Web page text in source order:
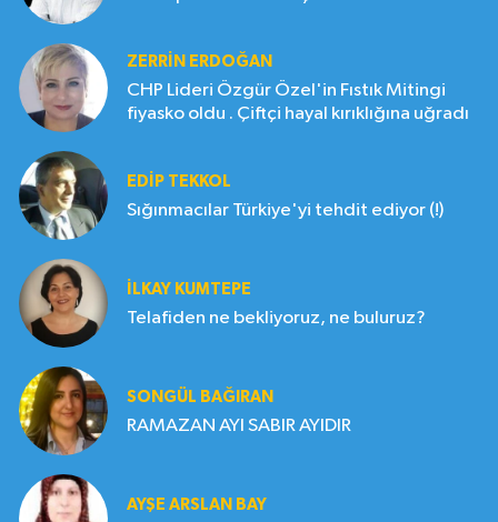
ZERRIN ERDOĞAN
CHP Lideri Özgür Özel'in Fıstık Mitingi
fiyasko oldu . Çiftçi hayal kırıklığına uğradı
EDIP TEKKOL
Sığınmacılar Türkiye'yi tehdit ediyor (!)
İLKAY KUMTEPE
Telafiden ne bekliyoruz, ne buluruz?
SONGÜL BAĞIRAN
RAMAZAN AYI SABIR AYIDIR
AYŞE ARSLAN BAY